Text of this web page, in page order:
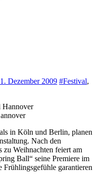
Dezember 2009 #Festival,
in Köln und Berlin, planen
Nach den
zu Weihnachten feiert am
Ball“ seine Premiere im
garantieren